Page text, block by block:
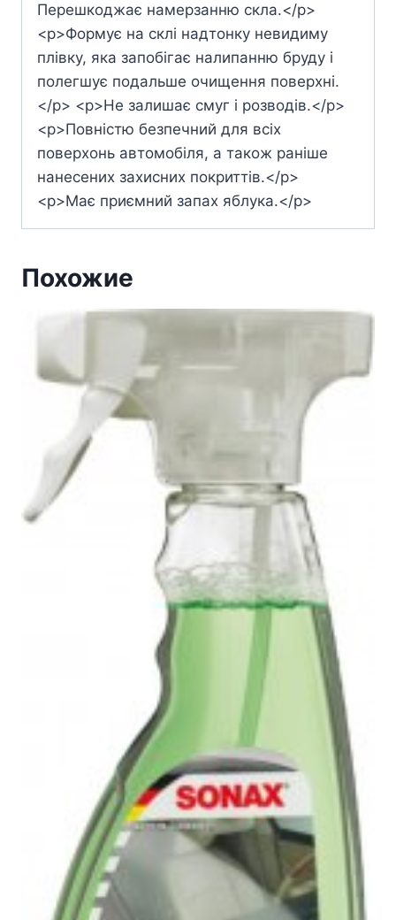
Перешкоджає намерзанню скла.</p>
<p>Формує на склі надтонку невидиму
плівку, яка запобігає налипанню бруду і
полегшує подальше очищення поверхні.
</p> <p>Не залишає смуг і розводів.</p>
<p>Повністю безпечний для всіх
поверхонь автомобіля, а також раніше
нанесених захисних покриттів.</p>
<p>Має приємний запах яблука.</p>
Похожие